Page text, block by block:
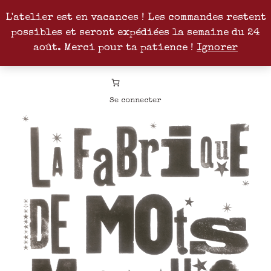
L'atelier est en vacances ! Les commandes restent
possibles et seront expédiées la semaine du 24
août. Merci pour ta patience ! Ignorer
InstagramPinterest Patreon
Se connecter